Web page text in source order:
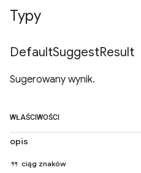
Typy
DefaultSuggestResult
Sugerowany wynik.
WŁAŚCIWOŚCI
opis
ciąg znaków